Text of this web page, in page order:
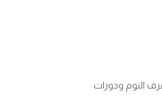
النوم ودورات